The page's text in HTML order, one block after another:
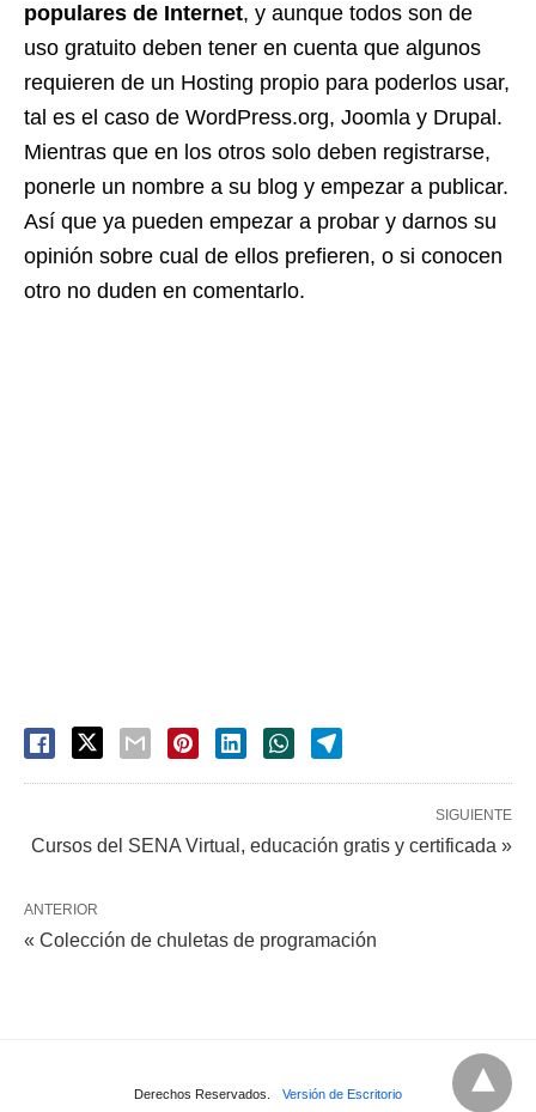
populares de Internet, y aunque todos son de
uso gratuito deben tener en cuenta que algunos
requieren de un Hosting propio para poderlos usar,
tal es el caso de WordPress.org, Joomla y Drupal.
Mientras que en los otros solo deben registrarse,
ponerle un nombre a su blog y empezar a publicar.
Así que ya pueden empezar a probar y darnos su
opinión sobre cual de ellos prefieren, o si conocen
otro no duden en comentarlo.
SIGUIENTE
Cursos del SENA Virtual, educación gratis y certificada »
ANTERIOR
« Colección de chuletas de programación
Derechos Reservados. Versión de Escritorio